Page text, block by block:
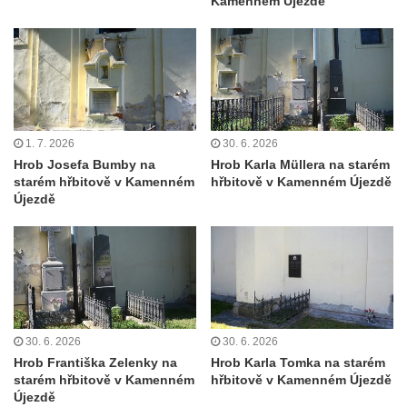
Kříž před kostelem svatých Petra a Pavla v
Růžové
Centrální kříž na starém hřbitově ve
Vilémově
Centrální kříž na novém hřbitově ve
Vilémově
Kříž u kostela Nanebevzetí Panny Marie na
křížové cestě ve Vilémově
Strání
Kříž u severní zdi kostela Nalezení svatého
Kříže ve Frýdlantu
Kříž na Křížové cestě na Křížovém vrchu ve
Frýdlantu
Centrální kříž hřbitova ve Sloupu v Čechách
1. 7. 2026
Hrob Josefa Bumby na
starém hřbitově v Kamenném
Újezdě
30. 6. 2026
Hrob Karla Müllera na starém
hřbitově v Kamenném Újezdě
30. 6. 2026
Hrob Františka Zelenky na
starém hřbitově v Kamenném
Újezdě
30. 6. 2026
Hrob Karla Tomka na starém
hřbitově v Kamenném Újezdě